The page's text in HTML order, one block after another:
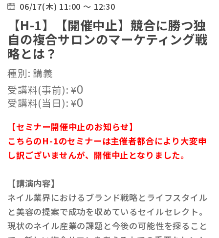
06/17(木) 11:00 ～ 12:30
【H-1】【開催中止】競合に勝つ独
自の複合サロンのマーケティング戦
略とは？
種別: 講義
受講料(事前):¥0
受講料(当日):¥0
【セミナー開催中止のお知らせ】
こちらのH-1のセミナーは主催者都合により大変申
し訳ございませんが、開催中止となりました。
【講演内容】
ネイル業界におけるブランド戦略とライフスタイル
と美容の提案で成功を収めているセイルセレクト。
現状のネイル産業の課題と今後の可能性を探ること